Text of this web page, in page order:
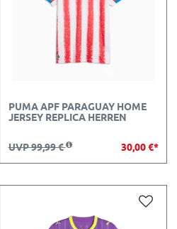
PUMA APF PARAGUAY HOME
JERSEY REPLICA HERREN
UVP 99,99 € 30,00 €*